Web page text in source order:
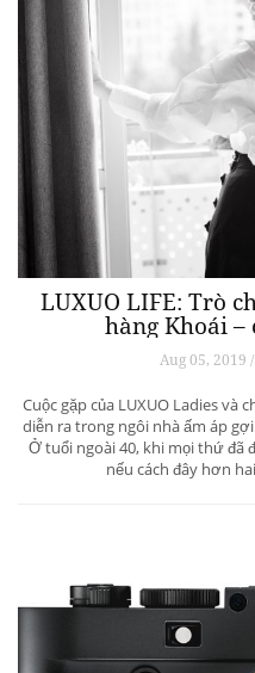
LUXUO LIFE: Trò
hàng Khoái –
Aug 05, 2019
Cuộc gặp của LUXUO Ladies và
diễn ra trong ngôi nhà ấm áp
Ở tuổi ngoài 40, khi mọi thứ đã
nếu cách đây hơn